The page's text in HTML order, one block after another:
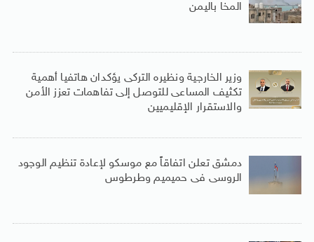
المخا باليمن
وزير الخارجية ونظيره التركى يؤكدان هاتفيا أهمية
تكثيف المساعى للتوصل إلى تفاهمات تعزز الأمن
والاستقرار الإقليميين
دمشق تعلن اتفاقاً مع موسكو لإعادة تنظيم الوجود
الروسى فى حميميم وطرطوس